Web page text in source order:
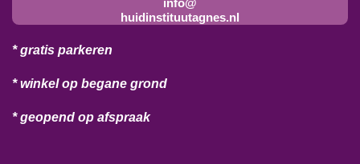
huidinstituutagnes.nl
* gratis parkeren
* winkel op begane grond
* geopend op afspraak